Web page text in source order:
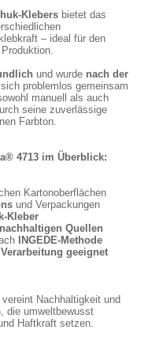
Klebers bietet das
– ideal für den
und wurde nach der
problemlos gemeinsam
manuell als auch
seine zuverlässige
Farbton.
4713 im Überblick:
Kartonoberflächen
und Verpackungen
Kleber
Quellen
INGEDE-Methode
geeignet
vereint Nachhaltigkeit und
die umweltbewusst
Haftkraft setzen.